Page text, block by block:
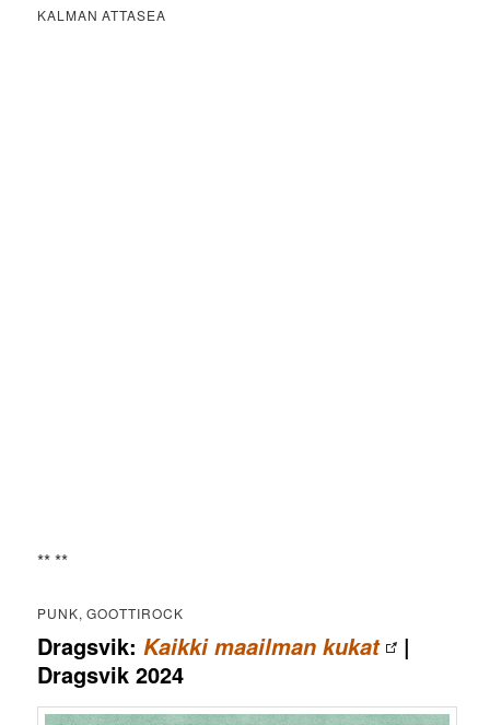
KALMAN ATTASEA
** **
PUNK, GOOTTIROCK
Dragsvik:Kaikki maailman kukat
|
Dragsvik 2024